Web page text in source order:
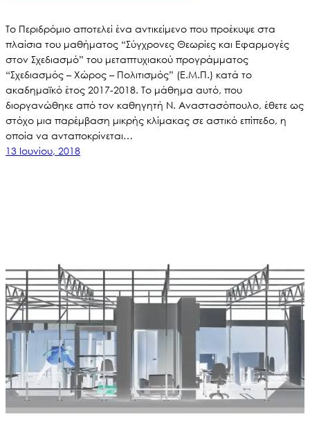
Το Περιδρόμιο αποτελεί ένα αντικείμενο που προέκυψε στα
πλαίσια του μαθήματος “Σύγχρονες Θεωρίες και Εφαρμογές
στον Σχεδιασμό” του μεταπτυχιακού προγράμματος
“Σχεδιασμός – Χώρος – Πολιτισμός” (Ε.Μ.Π.) κατά το
ακαδημαϊκό έτος 2017-2018. Το μάθημα αυτό, που
διοργανώθηκε από τον καθηγητή Ν. Αναστασόπουλο, έθετε ως
στόχο μια παρέμβαση μικρής κλίμακας σε αστικό επίπεδο, η
οποία να ανταποκρίνεται…
13 Ιουνίου, 2018